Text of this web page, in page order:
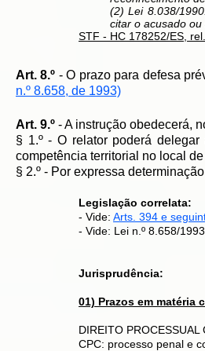
(2) Lei 8.038/
citar o acusado
STF - HC 178252/ES,
Art. 8.º - O prazo para defesa
n.º 8.658, de 1993)
Art. 9.º - A instrução obedecerá,
§ 1.º - O relator poderá
competência territorial no local
§ 2.º - Por expressa
Legislação correlata:
- Vide: Arts. 394 e
- Vide: Lei n.º 8.658/1993.
Jurisprudência:
01) Prazos em matéria
DIREITO
CPC: processo penal e